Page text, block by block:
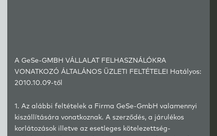
A GeSe-GMBH VÁLLALAT FELHASZNÁLÓKRA
VONATKOZÓ ÁLTALÁNOS ÜZLETI FELTÉTELEI Hatályos:
2010.10.09-től
1. Az alábbi feltételek a Firma GeSe-GmbH valamennyi
kiszállítására vonatkoznak. A szerződés, a járulékos
korlátozások illetve az esetleges kötelezettség-